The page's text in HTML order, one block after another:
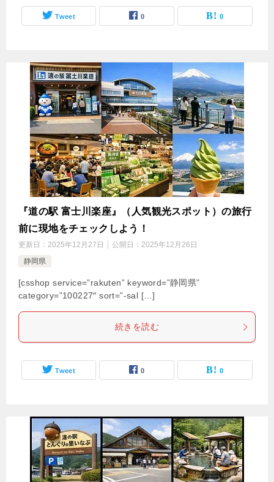
Tweet 0 0
『道の駅 富士川楽座』（人気観光スポット）の旅行
前に現地をチェックしよう！
更新日： 2025年12月27日 公開日： 2025年12月26日
静岡県
[csshop service=”rakuten” keyword=”静岡県”
category=”100227″ sort=”-sal […]
続きを読む
Tweet 0 0